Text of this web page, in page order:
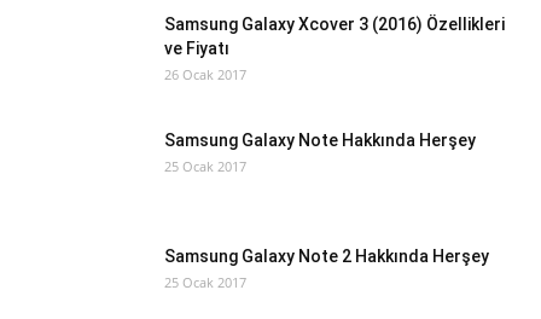
Samsung Galaxy Xcover 3 (2016) Özellikleri
ve Fiyatı
26 Ocak 2017
Samsung Galaxy Note Hakkında Herşey
25 Ocak 2017
Samsung Galaxy Note 2 Hakkında Herşey
25 Ocak 2017